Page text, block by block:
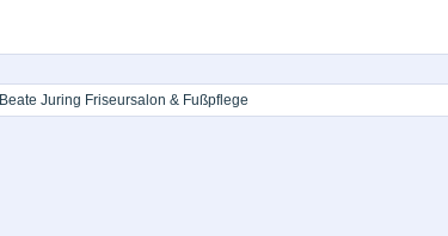
Beate Juring Friseursalon & Fußpflege